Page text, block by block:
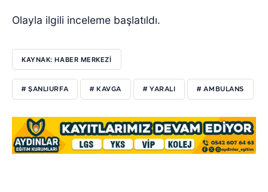
Olayla ilgili inceleme başlatıldı.
KAYNAK: HABER MERKEZİ
# ŞANLIURFA # KAVGA # YARALI # AMBULANS